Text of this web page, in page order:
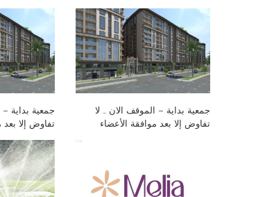
جمعية بداية – الموقف الان … لا
تفاوض إلا بعد موافقة الأعضاء
جمعية بداية –
تفاوض إلا بعد